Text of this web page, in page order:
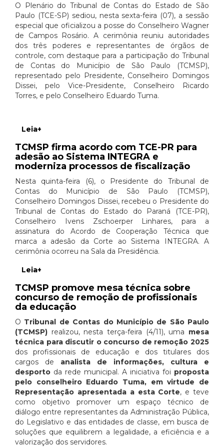
O Plenário do Tribunal de Contas do Estado de São
Paulo (TCE-SP) sediou, nesta sexta-feira (07), a sessão
especial que oficializou a posse do Conselheiro Wagner
de Campos Rosário. A cerimônia reuniu autoridades
dos três poderes e representantes de órgãos de
controle, com destaque para a participação do Tribunal
de Contas do Município de São Paulo (TCMSP),
representado pelo Presidente, Conselheiro Domingos
Dissei, pelo Vice-Presidente, Conselheiro Ricardo
Torres, e pelo Conselheiro Eduardo Tuma.
Leia+
TCMSP firma acordo com TCE-PR para
adesão ao Sistema INTEGRA e
moderniza processos de fiscalização
Nesta quinta-feira (6), o Presidente do Tribunal de
Contas do Município de São Paulo (TCMSP),
Conselheiro Domingos Dissei, recebeu o Presidente do
Tribunal de Contas do Estado do Paraná (TCE-PR),
Conselheiro Ivens Zschoerper Linhares, para a
assinatura do Acordo de Cooperação Técnica que
marca a adesão da Corte ao Sistema INTEGRA. A
cerimônia ocorreu na Sala da Presidência.
Leia+
TCMSP promove mesa técnica sobre
concurso de remoção de profissionais
da educação
O Tribunal de Contas do Município de São Paulo
(TCMSP) realizou, nesta terça-feira (4/11), uma mesa
técnica para discutir o concurso de remoção 2025
dos profissionais de educação e dos titulares dos
cargos de analista de informações, cultura e
desporto da rede municipal. A iniciativa foi proposta
pelo conselheiro Eduardo Tuma, em virtude de
Representação apresentada a esta Corte, e teve
como objetivo promover um espaço técnico de
diálogo entre representantes da Administração Pública,
do Legislativo e das entidades de classe, em busca de
soluções que equilibrem a legalidade, a eficiência e a
valorização dos servidores.